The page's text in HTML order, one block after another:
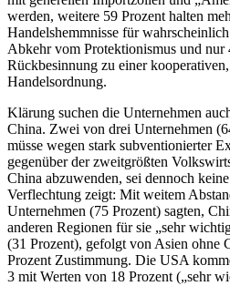
werden, weitere 59 Prozent halten
Handelshemmnisse für
Abkehr vom Protektionismus und nur
Rückbesinnung zu einer
Handelsordnung.
Klärung suchen die Unternehmen
China. Zwei von drei Unternehmen
müsse wegen stark subventionierter
gegenüber der zweitgrößten
China abzuwenden, sei dennoch
Verflechtung zeigt: Mit weitem
Unternehmen (75 Prozent) sagten,
anderen Regionen für sie „sehr
(31 Prozent), gefolgt von Asien ohne
Prozent Zustimmung. Die USA
3 mit Werten von 18 Prozent („sehr